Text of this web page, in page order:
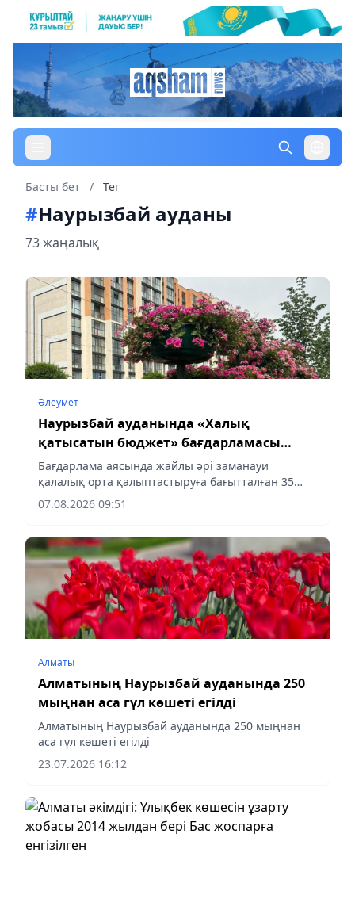
Басты бет / Тег
#Наурызбай ауданы
73 жаңалық
Әлеумет
Наурызбай ауданында «Халық
қатысатын бюджет» бағдарламасы
аясындағы жобалар жүзеге асырылуда
Бағдарлама аясында жайлы әрі заманауи
қалалық орта қалыптастыруға бағытталған 35
жоба жүзеге асырылуда, деп хабарлайды
aqshamnews.kz тілшісі.
07.08.2026 09:51
Алматы
Алматының Наурызбай ауданында 250
мыңнан аса гүл көшеті егілді
Алматының Наурызбай ауданында 250 мыңнан
аса гүл көшеті егілді
23.07.2026 16:12